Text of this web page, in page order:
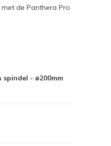
de Panthera Pro
spindel - ø200mm